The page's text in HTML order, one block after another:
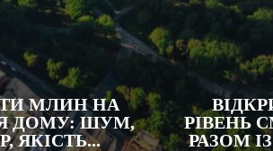
МЛИН НА
ДОМУ: ШУМ,
ЯКІСТЬ...
РІВЕНЬ
РАЗОМ